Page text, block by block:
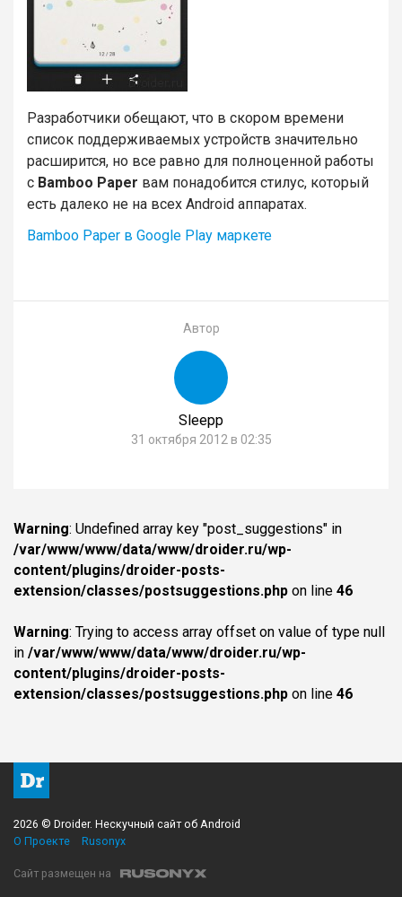
Разработчики обещают, что в скором времени
список поддерживаемых устройств значительно
расширится, но все равно для полноценной работы
с Bamboo Paper вам понадобится стилус, который
есть далеко не на всех Android аппаратах.
Bamboo Paper в Google Play маркете
Автор
Sleepp
31 октября 2012 в 02:35
Warning: Undefined array key "post_suggestions" in
/var/www/www/data/www/droider.ru/wp-
content/plugins/droider-posts-
extension/classes/postsuggestions.php on line 46
Warning: Trying to access array offset on value of type null
in /var/www/www/data/www/droider.ru/wp-
content/plugins/droider-posts-
extension/classes/postsuggestions.php on line 46
2026 © Droider. Нескучный сайт об Android
О Проекте
Rusonyx
Сайт размещен на